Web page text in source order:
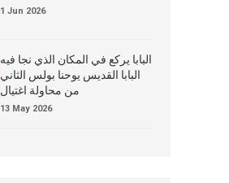
1 Jun 2026
البابا يركع في المكان الذي نجا فيه
البابا القديس يوحنا بولس الثاني
من محاولة اغتيال
13 May 2026